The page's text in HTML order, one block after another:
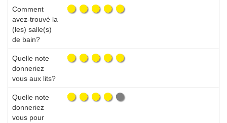
Comment
avez-trouvé la
(les) salle(s)
de bain?
Quelle note
donneriez
vous aux lits?
Quelle note
donneriez
vous pour